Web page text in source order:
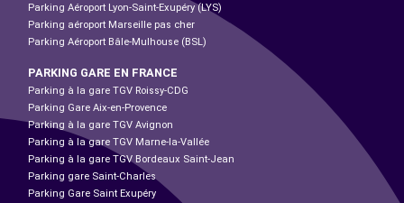
Parking Aéroport Lyon-Saint-Exupéry (LYS)
Parking aéroport Marseille pas cher
Parking Aéroport Bâle-Mulhouse (BSL)
PARKING GARE EN FRANCE
Parking à la gare TGV Roissy-CDG
Parking Gare Aix-en-Provence
Parking à la gare TGV Avignon
Parking à la gare TGV Marne-la-Vallée
Parking à la gare TGV Bordeaux Saint-Jean
Parking gare Saint-Charles
Parking Gare Saint Exupéry